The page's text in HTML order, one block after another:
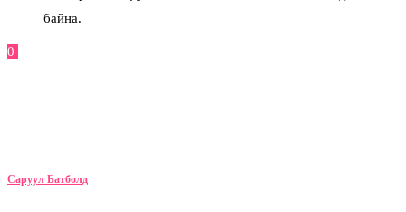
байна.
0
Саруул Батболд